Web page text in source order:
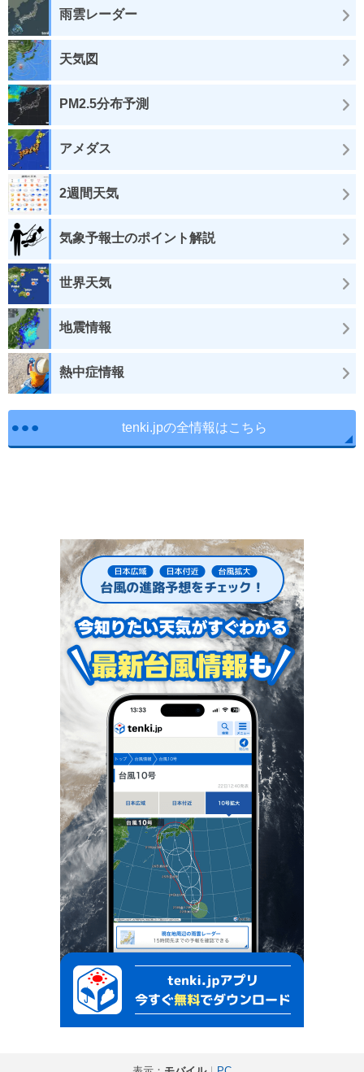
雨雲レーダー
天気図
PM2.5分布予測
アメダス
2週間天気
気象予報士のポイント解説
世界天気
地震情報
熱中症情報
tenki.jpの全情報はこちら